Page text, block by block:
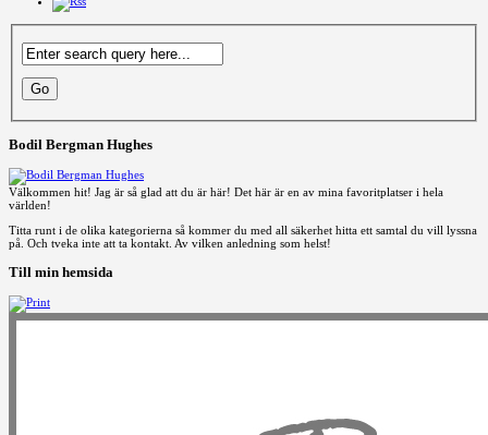
Bodil Bergman Hughes
Välkommen hit! Jag är så glad att du är här! Det här är en av mina favoritplatser i hela
världen!
Titta runt i de olika kategorierna så kommer du med all säkerhet hitta ett samtal du vill lyssna
på. Och tveka inte att ta kontakt. Av vilken anledning som helst!
Till min hemsida